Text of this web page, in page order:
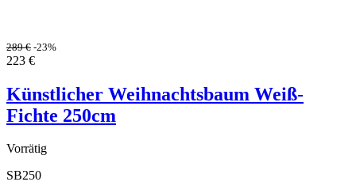
289€ -23%
223 €
Künstlicher Weihnachtsbaum Weiß-
Fichte 250cm
Vorrätig
SB250